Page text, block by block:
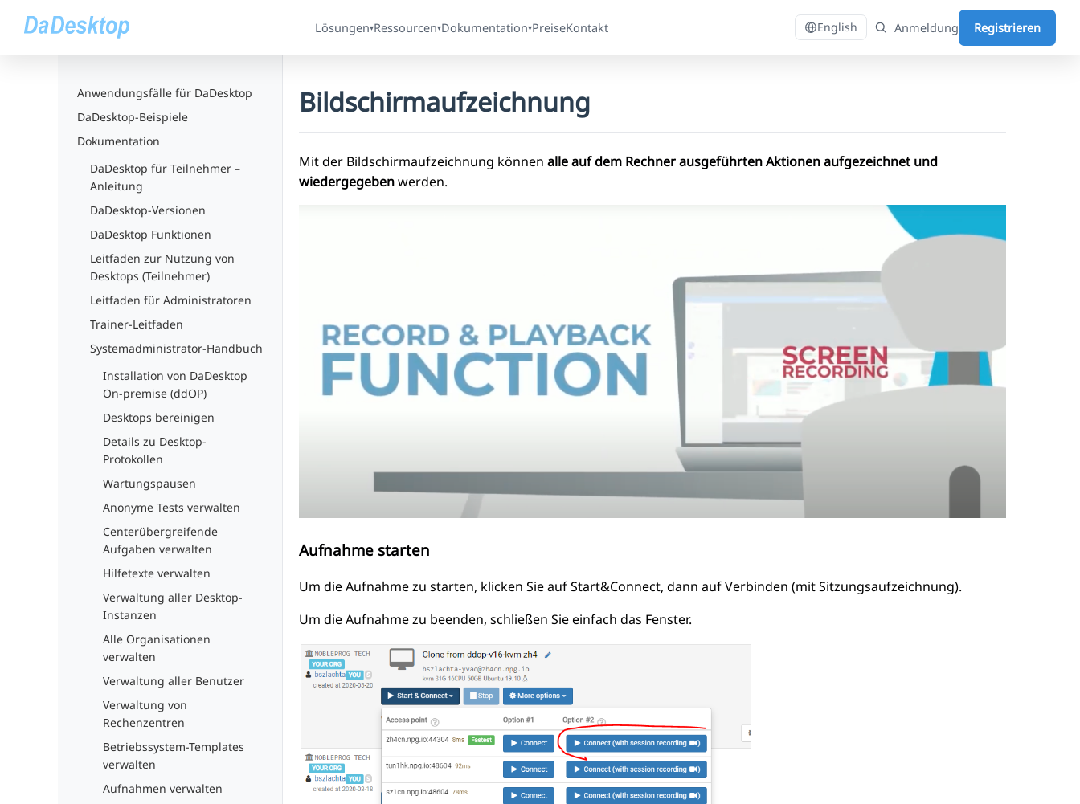
Lösungen▾Ressourcen▾Dokumentation▾PreiseKontakt English Anmeldung Registrieren
Anwendungsfälle für DaDesktop
DaDesktop-Beispiele
Dokumentation
DaDesktop für Teilnehmer –
Anleitung
DaDesktop-Versionen
DaDesktop Funktionen
Leitfaden zur Nutzung von
Desktops (Teilnehmer)
Leitfaden für Administratoren
Trainer-Leitfaden
Systemadministrator-Handbuch
Installation von DaDesktop
On-premise (ddOP)
Desktops bereinigen
Details zu Desktop-
Protokollen
Wartungspausen
Anonyme Tests verwalten
Centerübergreifende
Aufgaben verwalten
Hilfetexte verwalten
Verwaltung aller Desktop-
Instanzen
Alle Organisationen
verwalten
Verwaltung aller Benutzer
Verwaltung von
Rechenzentren
Betriebssystem-Templates
verwalten
Aufnahmen verwalten
Bildschirmaufzeichnung
Mit der Bildschirmaufzeichnung können alle auf dem Rechner ausgeführten Aktionen aufgezeichnet und
wiedergegebenwerden.
Aufnahme starten
Um die Aufnahme zu starten, klicken Sie auf Start&Connect, dann auf Verbinden (mit Sitzungsaufzeichnung).
Um die Aufnahme zu beenden, schließen Sie einfach das Fenster.